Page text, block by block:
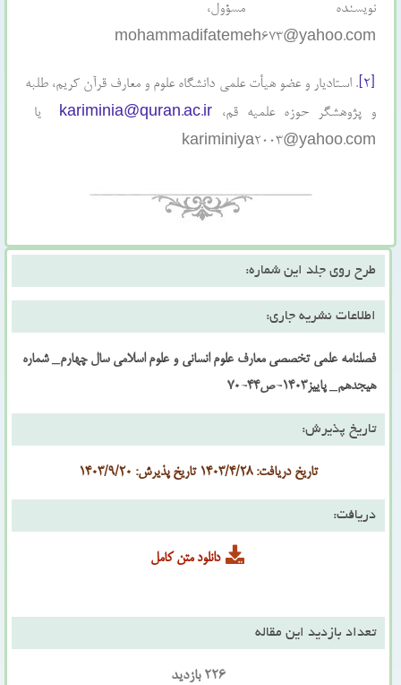
نویسنده مسؤول،
mohammadifatemeh673@yahoo.com
[۲]
. استادیار و عضو هیأت علمی دانشگاه علوم و معارف قرآن کریم، طلبه
و پژوهشگر حوزه علمیه قم، kariminia@quran.ac.ir یا
kariminiya2003@yahoo.com
طرح روی جلد این شماره:
اطلاعات نشریه جاری:
فصلنامه علمی تخصصی معارف علوم انسانی و علوم اسلامی سال چهارم_ شماره
هیجدهم_ پاییز1403-ص44-70
تاریخ پذیرش:
تاریخ دریافت: 1403/4/28 تاریخ پذیرش: 1403/9/20
دریافت:
دانلود متن کامل
تعداد بازدید این مقاله
226 بازدید